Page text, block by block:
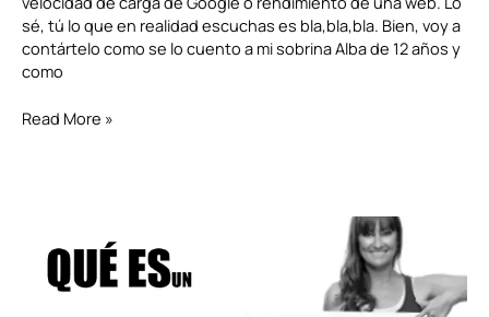
sé, tú lo que en realidad escuchas es bla,bla,bla. Bien, voy a
contártelo como se lo cuento a mi sobrina Alba de 12 años y
como
Read More »
Magnet
para
Dummies